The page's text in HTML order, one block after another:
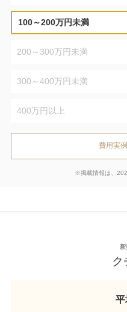
100～200万円未満
200～300万円未満
300～400万円未満
400万円以上
費用実
※掲載情報は、
新
ク
平